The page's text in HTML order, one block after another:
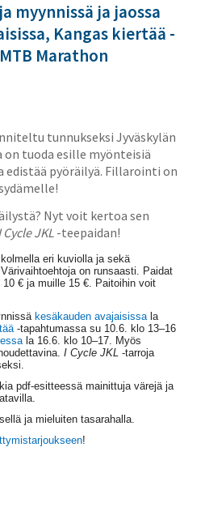
myynnissä ja jaossa
Kangas kiertää -
Marathon
tunnukseksi Jyväskylän
tuoda esille myönteisiä
edistää pyöräilyä. Fillarointi on
Nyt voit kertoa sen
Cycle JKL-teepaidan!
eri kuviolla ja sekä
on runsaasti. Paidat
10 € ja muille 15 €. Paitoihin voit
kesäkauden avajaisissala
-tapahtumassa su 10.6. klo 13–16
la 16.6. klo 10–17. Myös
I Cycle JKL-tarroja
pdf-esitteessä mainittuja värejä ja
ja mieluiten tasarahalla.
!